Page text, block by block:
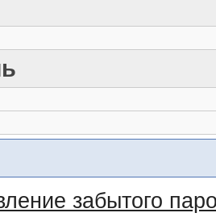
забытого